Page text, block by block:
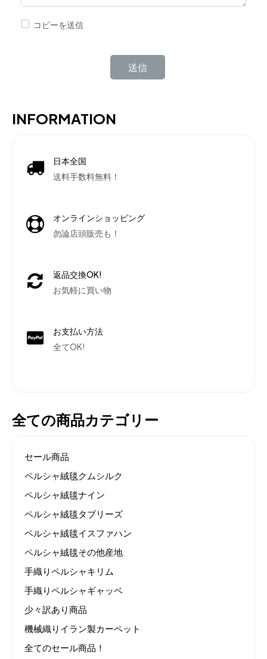
コピーを送信
送信
INFORMATION
日本全国
送料手数料無料！
オンラインショッピング
勿論店頭販売も！
返品交換OK!
お気軽に買い物
お支払い方法
全てOK!
全ての商品カテゴリー
セール商品
ペルシャ絨毯クムシルク
ペルシャ絨毯ナイン
ペルシャ絨毯タブリーズ
ペルシャ絨毯イスファハン
ペルシャ絨毯その他産地
手織りペルシャキリム
手織りペルシャギャッベ
少々訳あり商品
機械織りイラン製カーペット
全てのセール商品！